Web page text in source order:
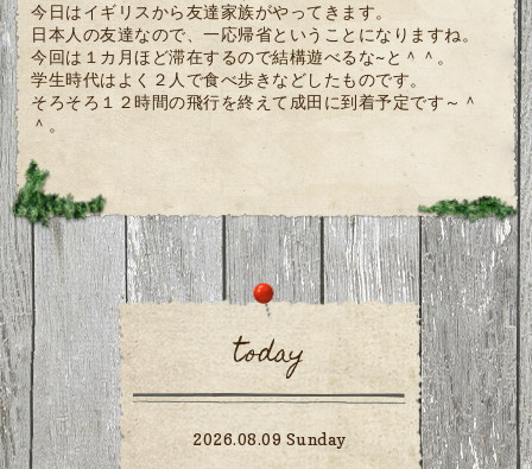
今日はイギリスから友達家族がやってきます。
日本人の友達なので、一応帰省ということになりますね。
今回は１カ月ほど滞在するので結構遊べるな~と＾＾。
学生時代はよく２人で食べ歩きなどしたものです。
そろそろ１２時間の飛行を終えて成田に到着予定です～＾
＾。
today
2026.08.09 Sunday